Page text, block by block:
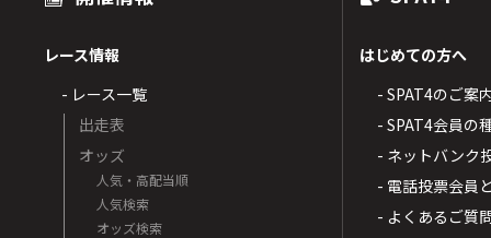
レース情報
- レース一覧
出走表
オッズ
人気・高配当順
人気検索
オッズ検索
はじめての方へ
- SPAT4のご案
- SPAT4会員の
- ネットバンク
- 電話投票会員
- よくあるご質